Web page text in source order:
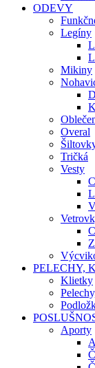
ODEVY
Legíny
Mikiny
Overal
Tričká
Vesty
PELECHY,
Klietky
Aporty